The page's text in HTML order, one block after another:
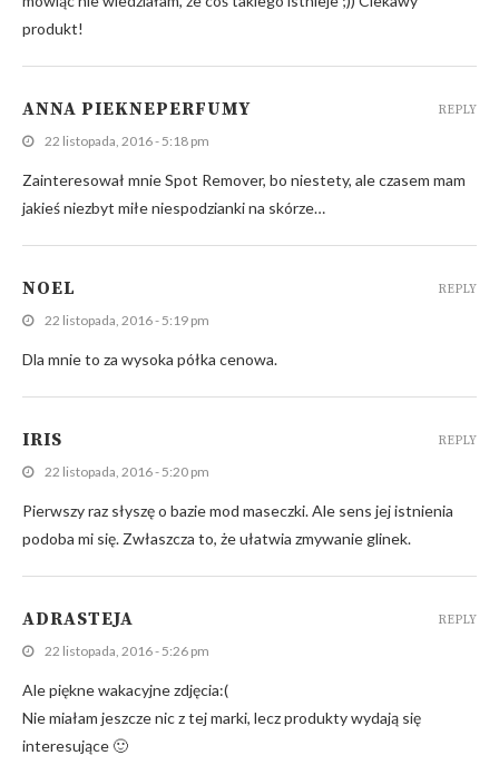
produkt!
ANNA PIEKNEPERFUMY
22 listopada, 2016 - 5:18 pm
Zainteresował mnie Spot Remover, bo niestety, ale czasem mam
jakieś niezbyt miłe niespodzianki na skórze…
REPLY
NOEL
22 listopada, 2016 - 5:19 pm
Dla mnie to za wysoka półka cenowa.
REPLY
IRIS
22 listopada, 2016 - 5:20 pm
Pierwszy raz słyszę o bazie mod maseczki. Ale sens jej istnienia
podoba mi się. Zwłaszcza to, że ułatwia zmywanie glinek.
REPLY
ADRASTEJA
22 listopada, 2016 - 5:26 pm
Ale piękne wakacyjne zdjęcia:(
Nie miałam jeszcze nic z tej marki, lecz produkty wydają się
interesujące 🙂
REPLY